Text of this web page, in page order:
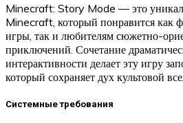
Minecraft: Story Mode — это
Minecraft, который понравится как
игры, так и любителям сюжетно-
приключений. Сочетание
интерактивности делает эту игру
который сохраняет дух культовой
Системные требования